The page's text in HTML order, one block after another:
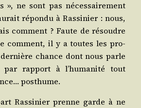
», ne sont pas néces­sai­re­ment
répon­du à Ras­si­nier : nous,
com­ment ? Faute de résoudre
com­ment, il y a toutes les pro­
chance dont nous parle
rap­port à l’humanité tout
posthume.
Ras­si­nier prenne garde à ne